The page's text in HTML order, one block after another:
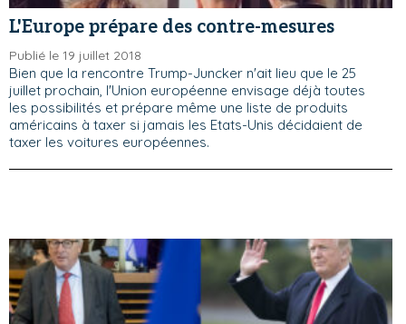
L'Europe prépare des contre-mesures
Publié le 19 juillet 2018
Bien que la rencontre Trump-Juncker n'ait lieu que le 25
juillet prochain, l'Union européenne envisage déjà toutes
les possibilités et prépare même une liste de produits
américains à taxer si jamais les Etats-Unis décidaient de
taxer les voitures européennes.